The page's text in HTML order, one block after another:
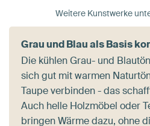
Weitere Kunstwerke
Grau und Blau als Basis
Die kühlen Grau- und
sich gut mit warmen
Taupe verbinden - das
Auch helle Holzmöbel oder
bringen Wärme dazu, ohne